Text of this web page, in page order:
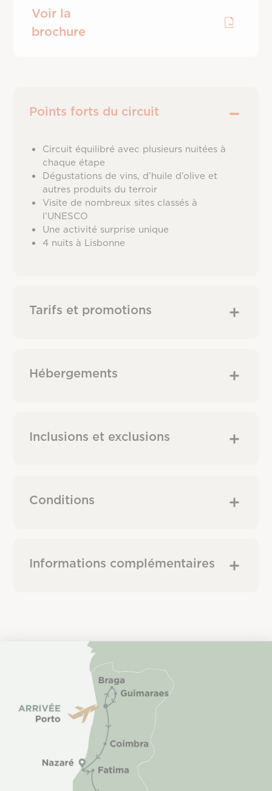
Voir la
brochure
Points forts du circuit
Circuit équilibré avec plusieurs nuitées à
chaque étape
Dégustations de vins, d’huile d’olive et
autres produits du terroir
Visite de nombreux sites classés à
l’UNESCO
Une activité surprise unique
4 nuits à Lisbonne
Tarifs et promotions
Hébergements
Inclusions et exclusions
Conditions
Informations complémentaires